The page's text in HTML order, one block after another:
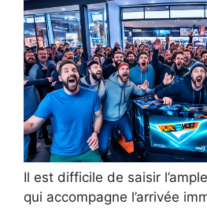
Il est difficile de saisir
qui accompagne l’arrivée